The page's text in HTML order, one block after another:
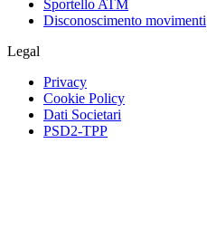
Sportello ATM
Disconoscimento movimenti
Legal
Privacy
Cookie Policy
Dati Societari
PSD2-TPP